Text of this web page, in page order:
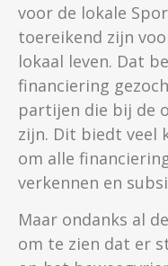
voor de lokale
toereikend zijn
lokaal leven. Dat
financiering
partijen die bij de
zijn. Dit biedt veel
om alle
verkennen en
Maar ondanks al
om te zien dat er